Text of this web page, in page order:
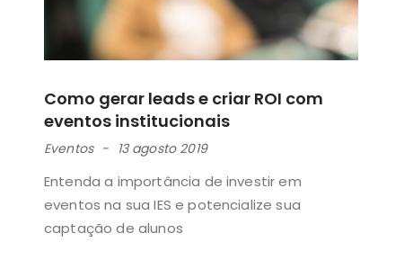
Como gerar leads e criar ROI com
eventos institucionais
Eventos 13 agosto 2019
Entenda a importância de investir em
eventos na sua IES e potencialize sua
captação de alunos